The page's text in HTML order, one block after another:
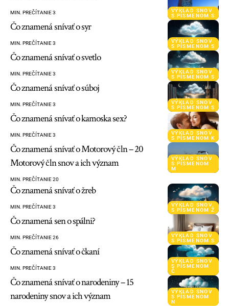
VÝKLAD SNOV
S PÍSMENOM S
MIN. PREČÍTANIE 3
VÝKLAD SNOV
S PÍSMENOM S
Čo znamená snívať o syr
MIN. PREČÍTANIE 3
VÝKLAD SNOV
S PÍSMENOM S
Čo znamená snívať o svetlo
MIN. PREČÍTANIE 3
VÝKLAD SNOV
S PÍSMENOM S
Čo znamená snívať o súboj
MIN. PREČÍTANIE 3
VÝKLAD SNOV
S PÍSMENOM K
Čo znamená snívať o kamoska sex?
MIN. PREČÍTANIE 3
VÝKLAD SNOV
S PÍSMENOM
M
Čo znamená snívať o Motorový čln – 20
Motorový čln snov a ich význam
MIN. PREČÍTANIE 20
VÝKLAD SNOV
S PÍSMENOM Ž
Čo znamená snívať o žreb
MIN. PREČÍTANIE 3
VÝKLAD SNOV
S PÍSMENOM S
Čo znamená sen o spálni?
MIN. PREČÍTANIE 26
VÝKLAD SNOV
S PÍSMENOM
Č
Čo znamená snívať o čkaní
MIN. PREČÍTANIE 3
VÝKLAD SNOV
S PÍSMENOM
N
Čo znamená snívať o narodeniny – 15
narodeniny snov a ich význam